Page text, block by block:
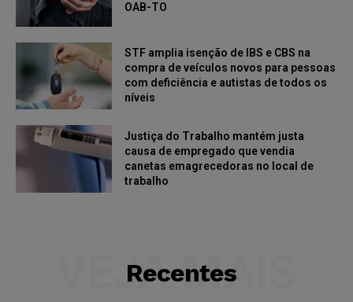
OAB-TO
STF amplia isenção de IBS e CBS na
compra de veículos novos para pessoas
com deficiência e autistas de todos os
níveis
Justiça do Trabalho mantém justa
causa de empregado que vendia
canetas emagrecedoras no local de
trabalho
Recentes
VEJA MAIS